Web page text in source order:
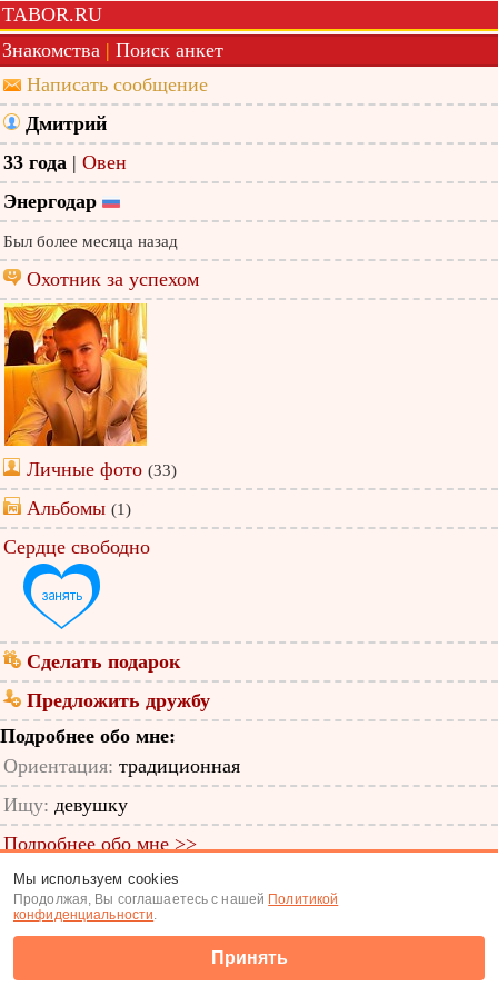
TABOR.RU
Знакомства | Поиск анкет
Написать сообщение
Дмитрий
33 года | Овен
Энергодар
Был более месяца назад
Охотник за успехом
Личные фото (33)
Альбомы (1)
Сердце свободно
Сделать подарок
Предложить дружбу
Подробнее обо мне:
Ориентация: традиционная
Ищу: девушку
Подробнее обо мне >>
ID анкеты: 12108571
Знакомства|Поиск анкет
Мы используем cookies
Продолжая, Вы соглашаетесь с нашей Политикой
конфиденциальности.
Принять